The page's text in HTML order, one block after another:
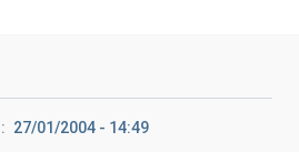
27/01/2004 - 14:49